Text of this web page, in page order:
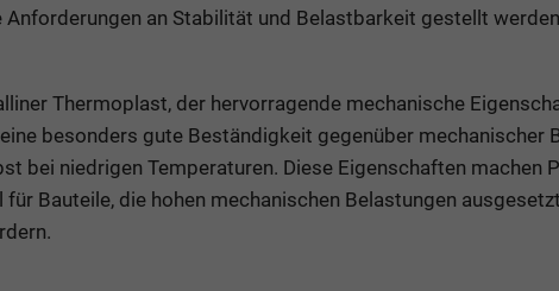
Anforderungen an Stabilität und Belastbarkeit gestellt
Thermoplast, der hervorragende mechanische
besonders gute Beständigkeit gegenüber mechanischer
bei niedrigen Temperaturen. Diese Eigenschaften machen
Bauteile, die hohen mechanischen Belastungen